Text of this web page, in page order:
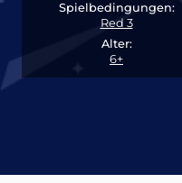
Spielbedingungen:
Red 3
Alter:
6+